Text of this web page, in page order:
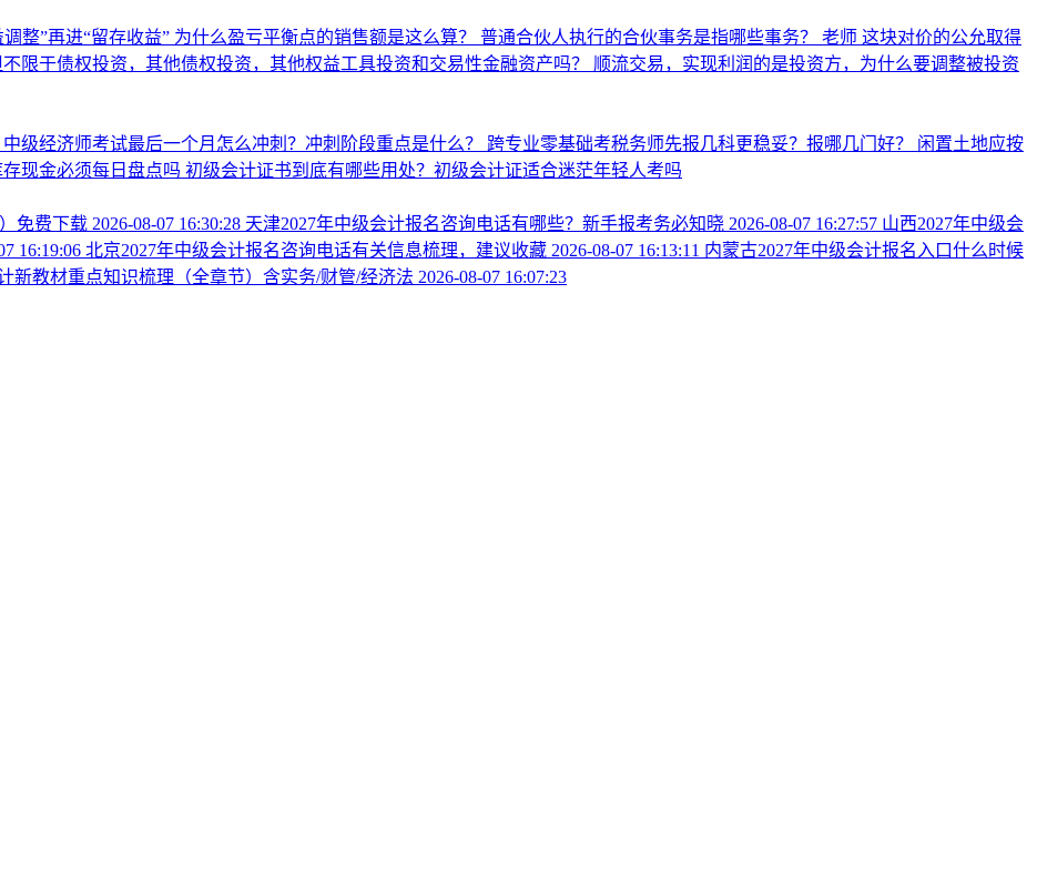
整”再进“留存收益” 为什么盈亏平衡点的销售额是这么算？ 普通合伙人执行的合伙事务是指哪些事务？ 老师 这块对价的公允取得
限于债权投资，其他债权投资，其他权益工具投资和交易性金融资产吗？ 顺流交易，实现利润的是投资方，为什么要调整被投资
中级经济师考试最后一个月怎么冲刺？冲刺阶段重点是什么？ 跨专业零基础考税务师先报几科更稳妥？报哪几门好？ 闲置土地应按
现金必须每日盘点吗 初级会计证书到底有哪些用处？初级会计证适合迷茫年轻人考吗
免费下载 2026-08-07 16:30:28 天津2027年中级会计报名咨询电话有哪些？新手报考务必知晓 2026-08-07 16:27:57 山西2027年中级会
16:19:06 北京2027年中级会计报名咨询电话有关信息梳理，建议收藏 2026-08-07 16:13:11 内蒙古2027年中级会计报名入口什么时候
新教材重点知识梳理（全章节）含实务/财管/经济法 2026-08-07 16:07:23